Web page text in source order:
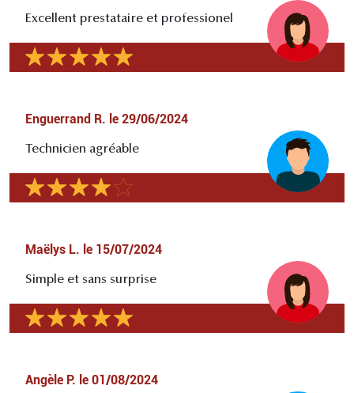
Excellent prestataire et professionel
Enguerrand R. le 29/06/2024
Technicien agréable
Maëlys L. le 15/07/2024
Simple et sans surprise
Angèle P. le 01/08/2024